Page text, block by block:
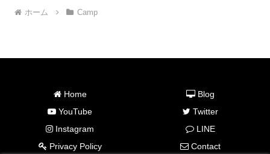
ホーム Camp
Home
Blog
YouTube
Twitter
Instagram
LINE
Privacy Policy
Contact